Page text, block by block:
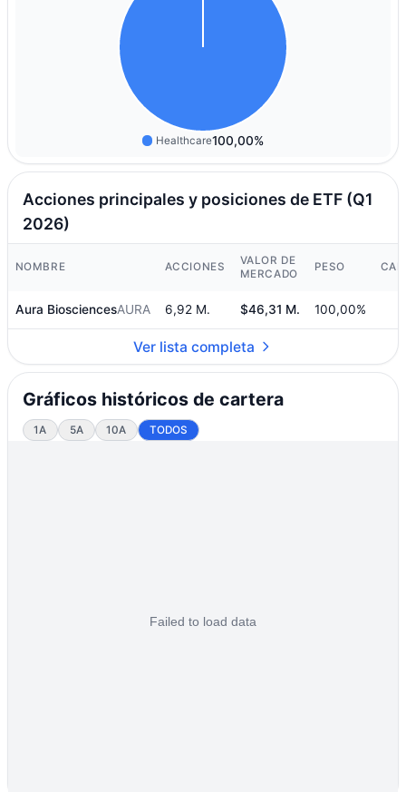
Healthcare100,00%
Acciones principales y posiciones de ETF (Q1
2026)
NOMBRE ACCIONES
VALOR DE
MERCADO
PESO
Aura BiosciencesAURA 6,92 M. $46,31 M. 100,00%
Ver lista completa
Gráficos históricos de cartera
1A 5A 10A TODOS